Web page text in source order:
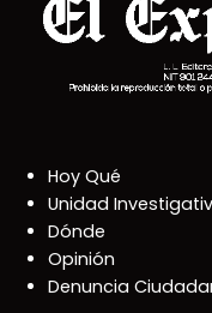
Hoy Qué
Unidad
Dónde
Opinión
Denuncia